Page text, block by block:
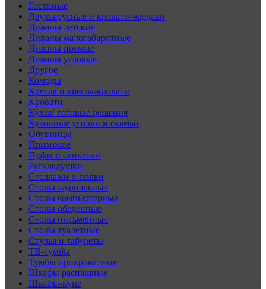
Гостиные
Двухъярусные и кровати-чердаки
Диваны детские
Диваны малогабаритные
Диваны прямые
Диваны угловые
Другое
Комоды
Кресла и кресла-кровати
Кровати
Кухни готовые решения
Кухонные уголки и скамьи
Обувницы
Прихожие
Пуфы и банкетки
Раскладушки
Стеллажи и полки
Столы журнальные
Столы компьютерные
Столы обеденные
Столы письменные
Столы туалетные
Стулья и табуреты
ТВ-тумбы
Тумбы прикроватные
Шкафы распашные
Шкафы-купе